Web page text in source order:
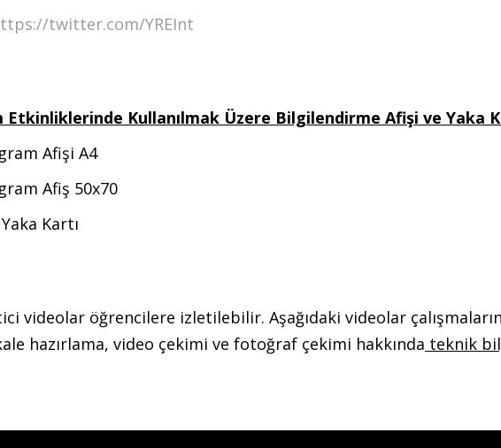
twitter.com/YREInt
Etkinliklerinde Kullanılmak Üzere Bilgilendirme Afişi ve Yaka
Afişi A4
Afiş 50x70
Kartı
videolar öğrencilere izletilebilir. Aşağıdaki videolar
hazırlama, video çekimi ve fotoğraf çekimi hakkında teknik